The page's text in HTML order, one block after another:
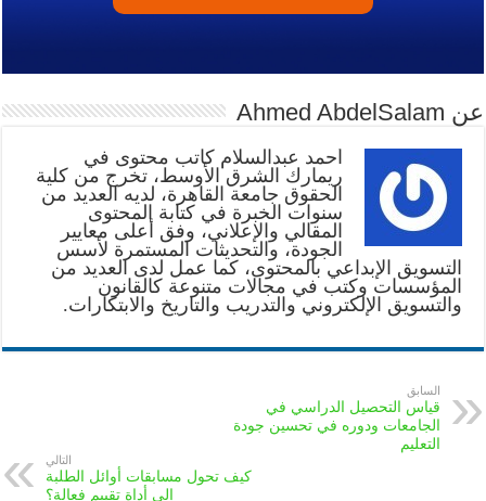
عن Ahmed AbdelSalam
أحمد عبدالسلام كاتب محتوى في
ريمارك الشرق الأوسط، تخرج من كلية
الحقوق جامعة القاهرة، لديه العديد من
سنوات الخبرة في كتابة المحتوى
المقالي والإعلاني، وفق أعلى معايير
الجودة، والتحديثات المستمرة لأسس
التسويق الإبداعي بالمحتوى، كما عمل لدى العديد من
المؤسسات وكتب في مجالات متنوعة كالقانون
والتسويق الإلكتروني والتدريب والتاريخ والابتكارات.
السابق
قياس التحصيل الدراسي في
الجامعات ودوره في تحسين جودة
التعليم
التالي
كيف تحول مسابقات أوائل الطلبة
إلى أداة تقييم فعالة؟